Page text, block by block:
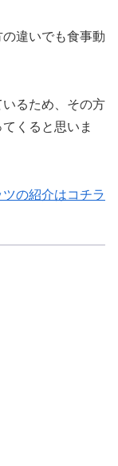
違いでも食事動
るため、その方
くると思いま
の紹介はコチラ